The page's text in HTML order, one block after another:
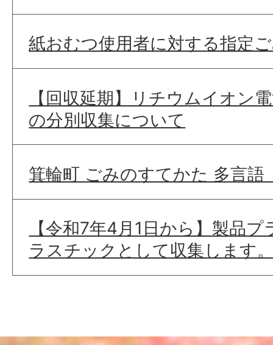
紙おむつ使用者に対する指定
【回収延期】リチウムイオン
の分別収集について
箕輪町 ごみのすてかた 多言語
【令和7年4月1日から】製品
ラスチックとして収集します